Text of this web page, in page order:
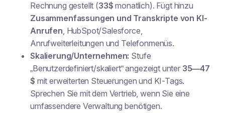
Rechnung gestellt (33$ monatlich). Fügt hinzu
Zusammenfassungen und Transkripte von KI-
Anrufen, HubSpot/Salesforce,
Anrufweiterleitungen und Telefonmenüs.
Skalierung/Unternehmen: Stufe
„Benutzerdefiniert/skaliert“ angezeigt unter 35—47
$ mit erweiterten Steuerungen und KI-Tags.
Sprechen Sie mit dem Vertrieb, wenn Sie eine
umfassendere Verwaltung benötigen.